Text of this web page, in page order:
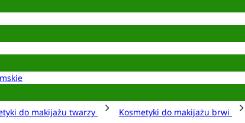
do makijażu twarzy Kosmetyki do makijażu brwi